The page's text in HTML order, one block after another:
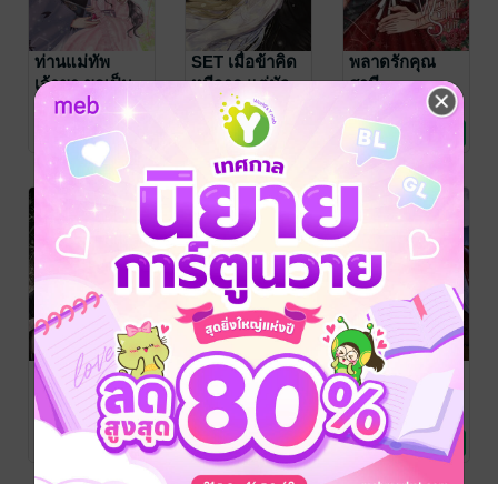
ท่านแม่ทัพ
เจ้าขา ขอเป็น
ภรรยานะเจ้าคะ
เล่ม 4 (จบ)
จื่อเถิง
นิยายรักจีนโบราณ
8 Rating
SET เมื่อข้าคิด
หนีจาก แต่มัว
หลับอยู่บนตัก
จักรพรรดิมาร
จื่อเถิง
นิยายรักจีนโบราณ
12 Rating
พลาดรักคุณ
สามี
จื่อเถิง
นิยายโรมานซ์
9 Rating
SET สัตว์เลี้ยง
ของแม่ทัพปีศาจ
จื่อเถิง
นิยายรักจีนโบราณ
อนุภรรยาสุด
ที่รักของท่าน
ชายปีศาจ (เล่ม
2 จบ)
จื่อเถิง
นิยายรักจีนโบราณ
20 Rating
อนุภรรยาสุด
ที่รักของท่าน
ชายปีศาจ (เล่ม
1)
จื่อเถิง
นิยายรักจีนโบราณ
27 Rating